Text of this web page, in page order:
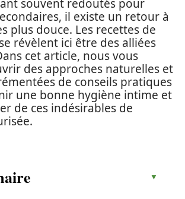
souvent redoutés pour
il existe un retour à
plus douce. Les recettes de
révèlent ici être des alliées
cet article, nous vous
des approches naturelles et
de conseils pratiques
une bonne hygiène intime et
de ces indésirables de